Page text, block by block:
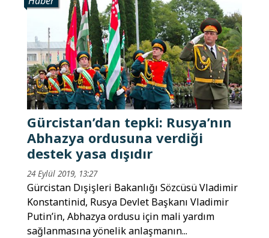
Gürcistan’dan tepki: Rusya’nın
Abhazya ordusuna verdiği
destek yasa dışıdır
24 Eylül 2019, 13:27
Gürcistan Dışişleri Bakanlığı Sözcüsü Vladimir
Konstantinid, Rusya Devlet Başkanı Vladimir
Putin’in, Abhazya ordusu için mali yardım
sağlanmasına yönelik anlaşmanın...